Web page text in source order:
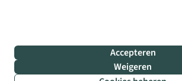
Accepteren
Weigeren